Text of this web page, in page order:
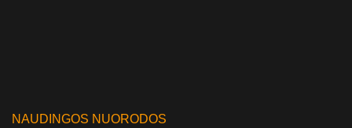
NAUDINGOS NUORODOS